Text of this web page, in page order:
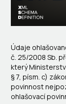
Údaje
č. 25/2008 Sb.
který
§ 7, písm. c)
povinnost
ohlašovací